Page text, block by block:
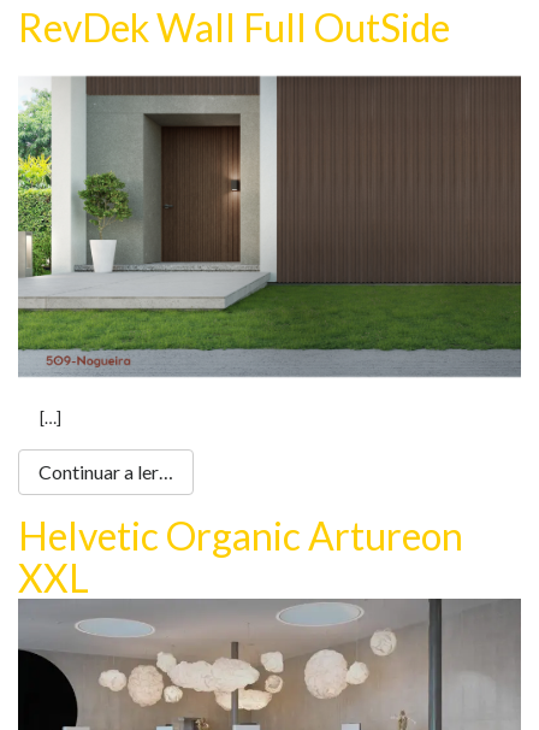
RevDek Wall Full OutSide
[…]
Continuar a ler…
Helvetic Organic Artureon
XXL